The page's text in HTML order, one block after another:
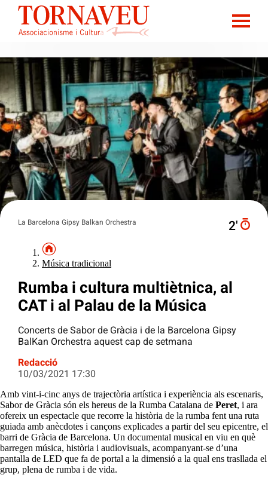
La Barcelona Gipsy Balkan Orchestra 2′
Música tradicional
Rumba i cultura multiètnica, al
CAT i al Palau de la Música
Concerts de Sabor de Gràcia i de la Barcelona Gipsy
BalKan Orchestra aquest cap de setmana
Redacció
10/03/2021 17:30
Amb vint-i-cinc anys de trajectòria artística i experiència als escenaris,
Sabor de Gràcia són els hereus de la Rumba Catalana de Peret, i ara
ofereix un espectacle que recorre la història de la rumba fent una ruta
guiada amb anècdotes i cançons explicades a partir del seu epicentre, el
barri de Gràcia de Barcelona. Un documental musical en viu en què
barregen música, història i audiovisuals, acompanyant-se d’una
pantalla de LED que fa de portal a la dimensió a la qual ens trasllada el
grup, plena de rumba i de vida.